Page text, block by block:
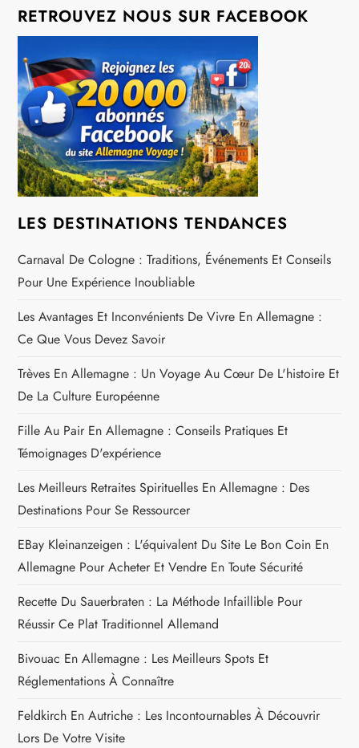
i
o
n
d
e
l
’
a
r
i
c
l
e
RETROUVEZ NOUS SUR FACEBOOK
LES DESTINATIONS TENDANCES
Carnaval De Cologne : Traditions, Événements Et Conseils
Pour Une Expérience Inoubliable
Les Avantages Et Inconvénients De Vivre En Allemagne :
Ce Que Vous Devez Savoir
Trèves En Allemagne : Un Voyage Au Cœur De L'histoire Et
De La Culture Européenne
Fille Au Pair En Allemagne : Conseils Pratiques Et
Témoignages D'expérience
Les Meilleurs Retraites Spirituelles En Allemagne : Des
Destinations Pour Se Ressourcer
EBay Kleinanzeigen : L'équivalent Du Site Le Bon Coin En
Allemagne Pour Acheter Et Vendre En Toute Sécurité
Recette Du Sauerbraten : La Méthode Infaillible Pour
Réussir Ce Plat Traditionnel Allemand
Bivouac En Allemagne : Les Meilleurs Spots Et
Réglementations À Connaître
Feldkirch En Autriche : Les Incontournables À Découvrir
Lors De Votre Visite